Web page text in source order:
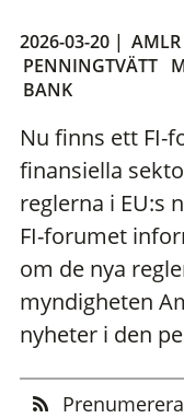
2026-03-20 | AMLR
PENNINGTVÄTT
BANK
Nu finns ett FI-
finansiella
reglerna i EU:s
FI-forumet
om de nya
myndigheten
nyheter i den
Prenumerera